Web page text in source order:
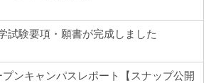
試験要項・願書が完成しました
ンキャンパスレポート【スナップ公開